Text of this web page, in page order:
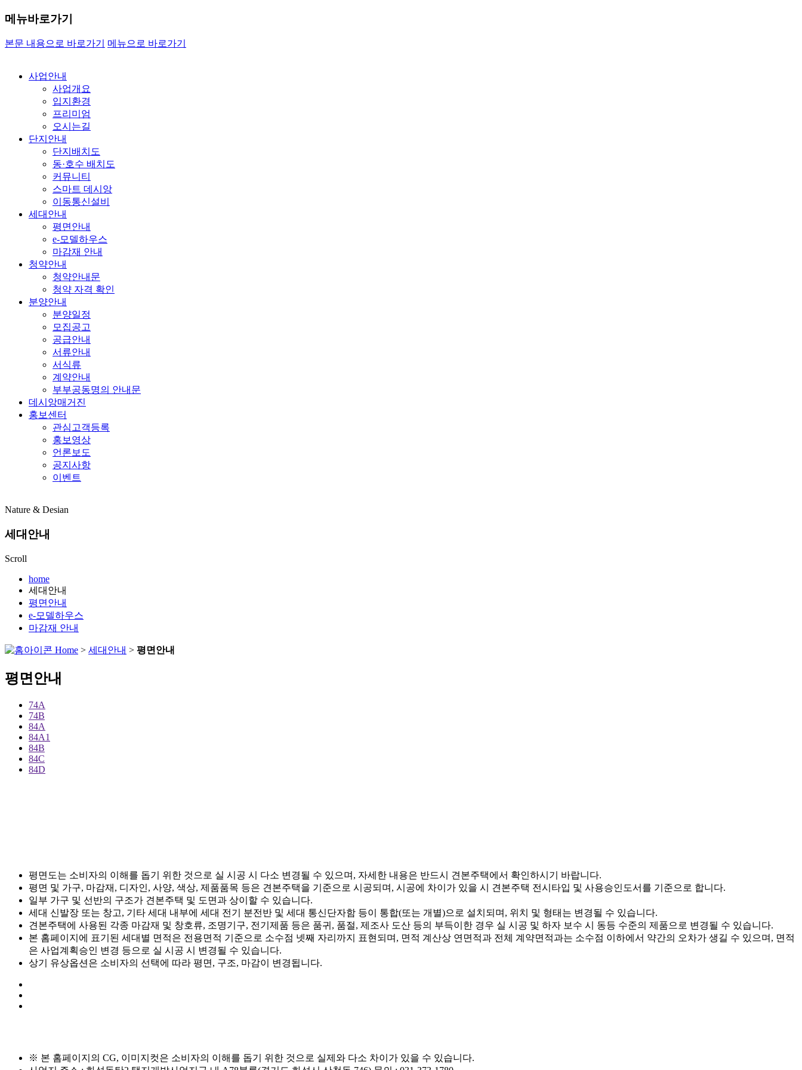
메뉴바로가기
본문 내용으로 바로가기 메뉴으로 바로가기
사업안내
사업개요
입지환경
프리미엄
오시는길
단지안내
단지배치도
동·호수 배치도
커뮤니티
스마트 데시앙
이동통신설비
세대안내
평면안내
e-모델하우스
마감재 안내
청약안내
청약안내문
청약 자격 확인
분양안내
분양일정
모집공고
공급안내
서류안내
서식류
계약안내
부부공동명의 안내문
데시앙매거진
홍보센터
관심고객등록
홍보영상
언론보도
공지사항
이벤트
Nature & Desian
세대안내
Scroll
home
세대안내
평면안내
e-모델하우스
마감재 안내
Home > 세대안내 > 평면안내
평면안내
74A
74B
84A
84A1
84B
84C
84D
평면도는 소비자의 이해를 돕기 위한 것으로 실 시공 시 다소 변경될 수 있으며, 자세한 내용은 반드시 견본주택에서 확인하시기 바랍니다.
평면 및 가구, 마감재, 디자인, 사양, 색상, 제품품목 등은 견본주택을 기준으로 시공되며, 시공에 차이가 있을 시 견본주택 전시타입 및 사용승인도서를 기준으로 합니다.
일부 가구 및 선반의 구조가 견본주택 및 도면과 상이할 수 있습니다.
세대 신발장 또는 창고, 기타 세대 내부에 세대 전기 분전반 및 세대 통신단자함 등이 통합(또는 개별)으로 설치되며, 위치 및 형태는 변경될 수 있습니다.
견본주택에 사용된 각종 마감재 및 창호류, 조명기구, 전기제품 등은 품귀, 품절, 제조사 도산 등의 부득이한 경우 실 시공 및 하자 보수 시 동등 수준의 제품으로 변경될 수 있습니다.
본 홈페이지에 표기된 세대별 면적은 전용면적 기준으로 소수점 넷째 자리까지 표현되며, 면적 계산상 연면적과 전체 계약면적과는 소수점 이하에서 약간의 오차가 생길 수 있으며, 면적
은 사업계획승인 변경 등으로 실 시공 시 변경될 수 있습니다.
상기 유상옵션은 소비자의 선택에 따라 평면, 구조, 마감이 변경됩니다.
※ 본 홈페이지의 CG, 이미지컷은 소비자의 이해를 돕기 위한 것으로 실제와 다소 차이가 있을 수 있습니다.